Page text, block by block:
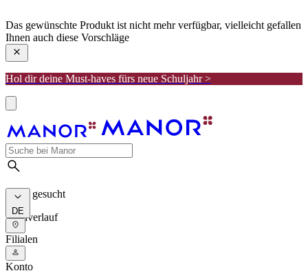
Das gewünschte Produkt ist nicht mehr verfügbar, vielleicht gefallen
Ihnen auch diese Vorschläge
Hol dir deine Must-haves fürs neue Schuljahr >
Meist gesucht
Suchverlauf
DE
Filialen
Konto